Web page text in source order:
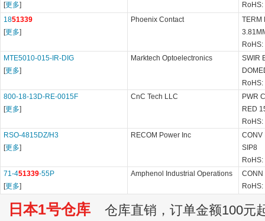
[更多]
1851339
[更多]
Phoenix Contact
TERM
MTE5010-015-IR-DIG
[更多]
Marktech Optoelectronics
SWIR
800-18-13D-RE-0015F
[更多]
CnC Tech LLC
PWR
RED
RSO-4815DZ/H3
[更多]
RECOM Power Inc
CONV
SIP8
71-451339-55P
[更多]
Amphenol Industrial Operations
CONN
日本1号仓库 仓库直销，订单金额100元